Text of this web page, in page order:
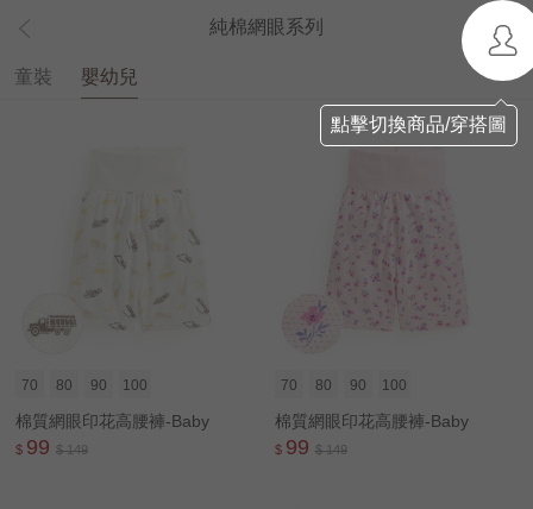
純棉網眼系列
童裝 嬰幼兒
70 80 90 100
棉質網眼印花高腰褲-Baby
$ 99 $ 149
70 80 90 100
棉質網眼印花高腰褲-Baby
$ 99 $ 149
點擊切換商品/穿搭圖